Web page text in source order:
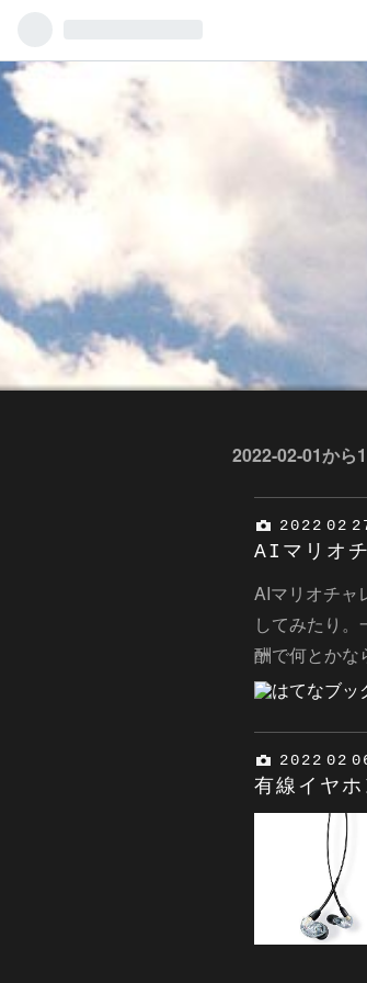
2022-02-01から
2022 02
AIマリオ
AIマリオチャ
してみたり
酬で何とか
2022 02
有線イヤ